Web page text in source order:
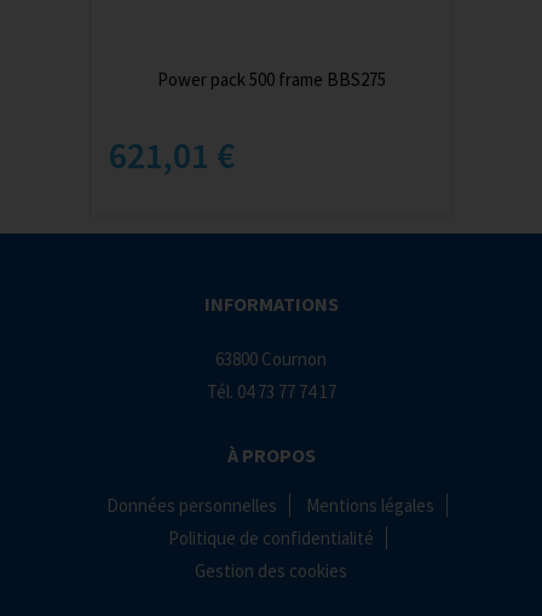
Power pack 500 frame BBS275
621,01 €
INFORMATIONS
63800 Cournon
Tél. 04 73 77 74 17
À PROPOS
Données personnelles
Mentions légales
Politique de confidentialité
Gestion des cookies